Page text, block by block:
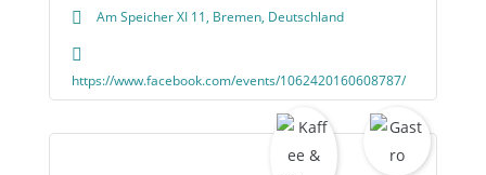
Am Speicher XI 11, Bremen, Deutschland
https://www.facebook.com/events/1062420160608787/